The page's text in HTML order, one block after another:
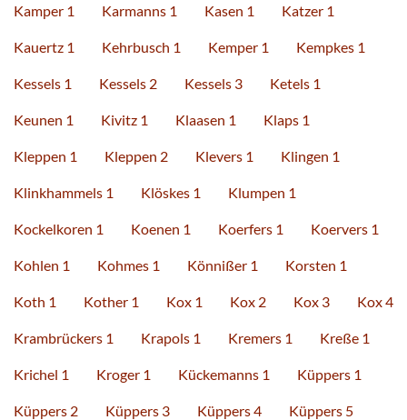
Kamper 1 Karmanns 1 Kasen 1 Katzer 1
Kauertz 1 Kehrbusch 1 Kemper 1 Kempkes 1
Kessels 1 Kessels 2 Kessels 3 Ketels 1
Keunen 1 Kivitz 1 Klaasen 1 Klaps 1
Kleppen 1 Kleppen 2 Klevers 1 Klingen 1
Klinkhammels 1 Klöskes 1 Klumpen 1
Kockelkoren 1 Koenen 1 Koerfers 1 Koervers 1
Kohlen 1 Kohmes 1 Könnißer 1 Korsten 1
Koth 1 Kother 1 Kox 1 Kox 2 Kox 3 Kox 4
Krambrückers 1 Krapols 1 Kremers 1 Kreße 1
Krichel 1 Kroger 1 Kückemanns 1 Küppers 1
Küppers 2 Küppers 3 Küppers 4 Küppers 5